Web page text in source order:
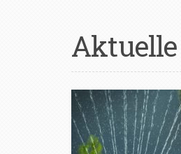
Aktuelle